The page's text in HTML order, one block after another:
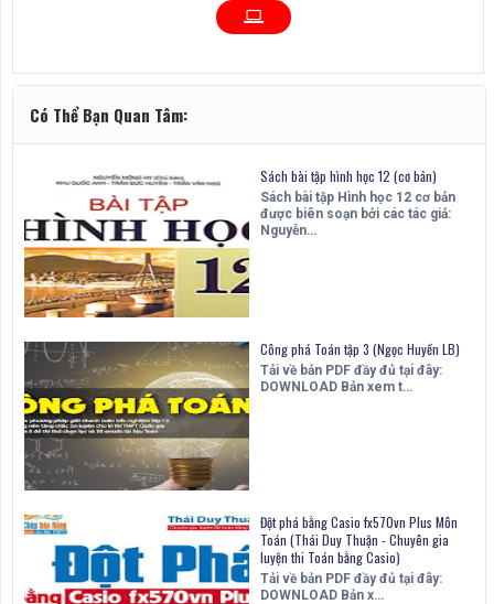
Có Thể Bạn Quan Tâm:
Sách bài tập hình học 12 (cơ bản)
Sách bài tập Hình học 12 cơ bản
được biên soạn bởi các tác giả:
Nguyễn…
Công phá Toán tập 3 (Ngọc Huyền LB)
Tải về bản PDF đầy đủ tại đây:
DOWNLOAD Bản xem t…
Đột phá bằng Casio fx570vn Plus Môn
Toán (Thái Duy Thuận - Chuyên gia
luyện thi Toán bằng Casio)
Tải về bản PDF đầy đủ tại đây:
DOWNLOAD Bản x…